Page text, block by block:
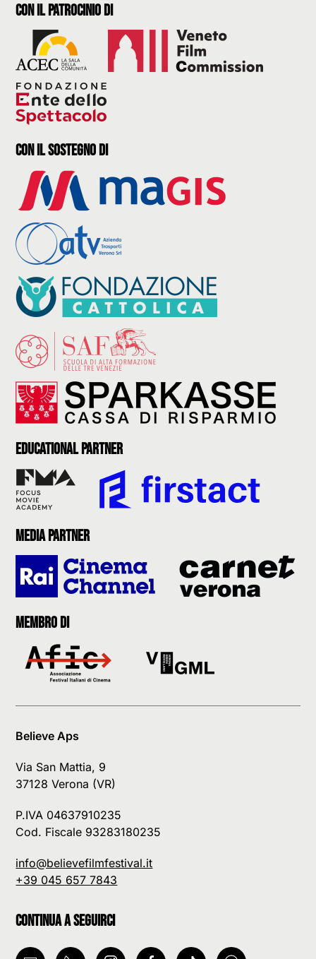
con il Patrocinio di
con il sostegno di
Educational partner
Media partner
Membro di
Believe Aps
Via San Mattia, 9
37128 Verona (VR)
P.IVA 04637910235
Cod. Fiscale 93283180235
info@believefilmfestival.it
+39 045 657 7843
Continua a seguirci